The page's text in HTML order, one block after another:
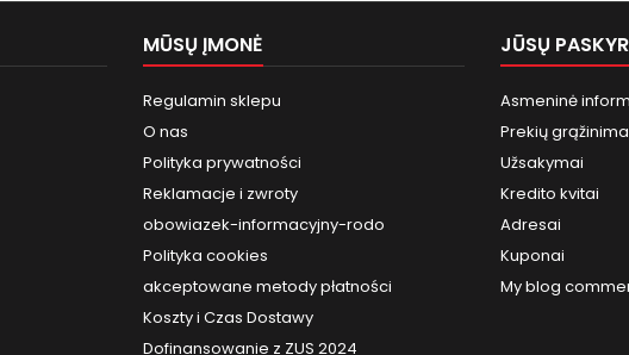
MŪSŲ ĮMONĖ
Regulamin sklepu
O nas
Polityka prywatności
Reklamacje i zwroty
obowiazek-informacyjny-rodo
Polityka cookies
akceptowane metody płatności
Koszty i Czas Dostawy
Dofinansowanie z ZUS 2024
JŪSŲ
Asmeninė
Prekių
Užsakymai
Kredito kvitai
Adresai
Kuponai
My blog